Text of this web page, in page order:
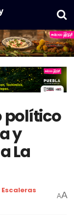
político
y
La
AA